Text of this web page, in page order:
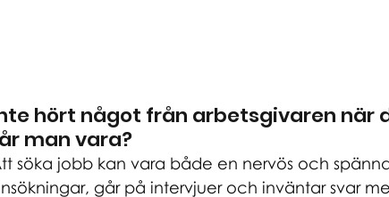
hört något från arbetsgivaren när
man vara?
söka jobb kan vara både en nervös och
går på intervjuer och inväntar svar